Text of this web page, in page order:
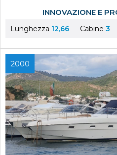
INNOVAZIONE E
Lunghezza 12,66 Cabine 3
2000